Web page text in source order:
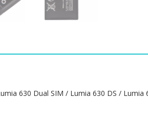
RM-
975
630 Dual SIM / Lumia 630 DS /